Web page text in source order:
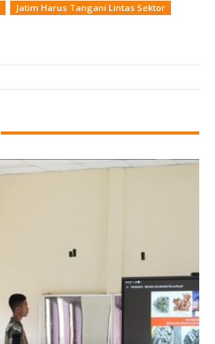
Jatim Harus Tangani Lintas Sektor